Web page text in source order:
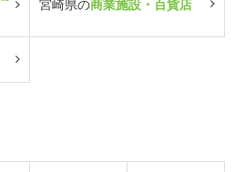
宮崎県の商業施設・百貨店